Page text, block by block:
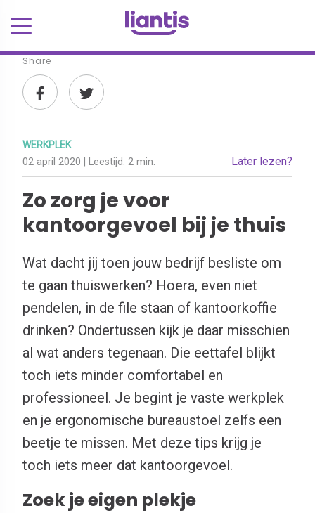
Share
WERKPLEK
02 april 2020 | Leestijd: 2 min. Later lezen?
Zo zorg je voor
kantoorgevoel bij je thuis
Wat dacht jij toen jouw bedrijf besliste om
te gaan thuiswerken? Hoera, even niet
pendelen, in de file staan of kantoorkoffie
drinken? Ondertussen kijk je daar misschien
al wat anders tegenaan. Die eettafel blijkt
toch iets minder comfortabel en
professioneel. Je begint je vaste werkplek
en je ergonomische bureaustoel zelfs een
beetje te missen. Met deze tips krijg je
toch iets meer dat kantoorgevoel.
Zoek je eigen plekje